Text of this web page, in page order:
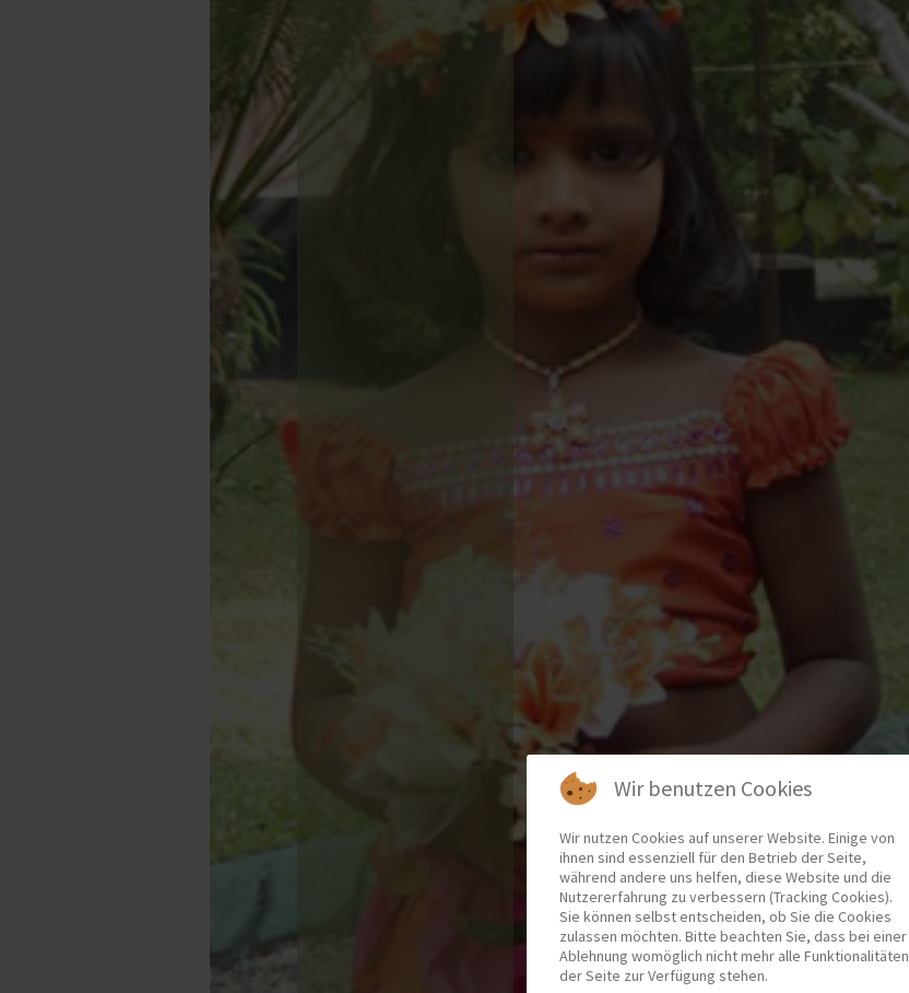
Wir benutzen Cookies
Wir nutzen Cookies auf unserer Website. Einige von
ihnen sind essenziell für den Betrieb der Seite,
während andere uns helfen, diese Website und die
Nutzererfahrung zu verbessern (Tracking Cookies).
Sie können selbst entscheiden, ob Sie die Cookies
zulassen möchten. Bitte beachten Sie, dass bei einer
Ablehnung womöglich nicht mehr alle Funktionalitäten
der Seite zur Verfügung stehen.